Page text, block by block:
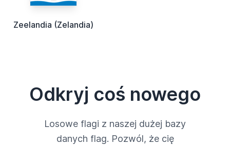
Zeelandia (Zelandia)
Odkryj coś nowego
Losowe flagi z naszej dużej bazy
danych flag. Pozwól, że cię